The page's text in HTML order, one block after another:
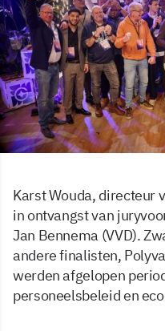
Karst Wouda, directeur
in ontvangst van
Jan Bennema (VVD).
andere finalisten,
werden afgelopen
personeelsbeleid en